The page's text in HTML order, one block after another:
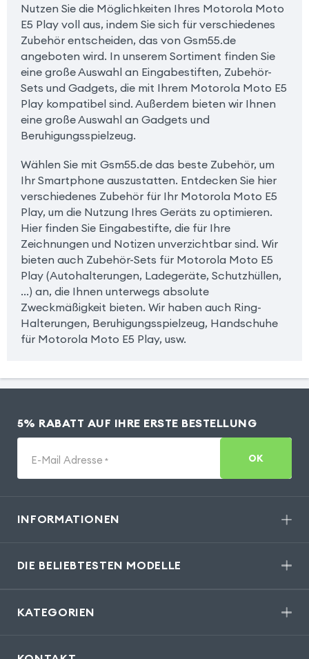
Nutzen Sie die Möglichkeiten Ihres Motorola Moto
E5 Play voll aus, indem Sie sich für verschiedenes
Zubehör entscheiden, das von Gsm55.de
angeboten wird. In unserem Sortiment finden Sie
eine große Auswahl an Eingabestiften, Zubehör-
Sets und Gadgets, die mit Ihrem Motorola Moto E5
Play kompatibel sind. Außerdem bieten wir Ihnen
eine große Auswahl an Gadgets und
Beruhigungsspielzeug.
Wählen Sie mit Gsm55.de das beste Zubehör, um
Ihr Smartphone auszustatten. Entdecken Sie hier
verschiedenes Zubehör für Ihr Motorola Moto E5
Play, um die Nutzung Ihres Geräts zu optimieren.
Hier finden Sie Eingabestifte, die für Ihre
Zeichnungen und Notizen unverzichtbar sind. Wir
bieten auch Zubehör-Sets für Motorola Moto E5
Play (Autohalterungen, Ladegeräte, Schutzhüllen,
...) an, die Ihnen unterwegs absolute
Zweckmäßigkeit bieten. Wir haben auch Ring-
Halterungen, Beruhigungsspielzeug, Handschuhe
für Motorola Moto E5 Play, usw.
5% RABATT AUF IHRE ERSTE BESTELLUNG
E-Mail Adresse * OK
INFORMATIONEN
DIE BELIEBTESTEN MODELLE
KATEGORIEN